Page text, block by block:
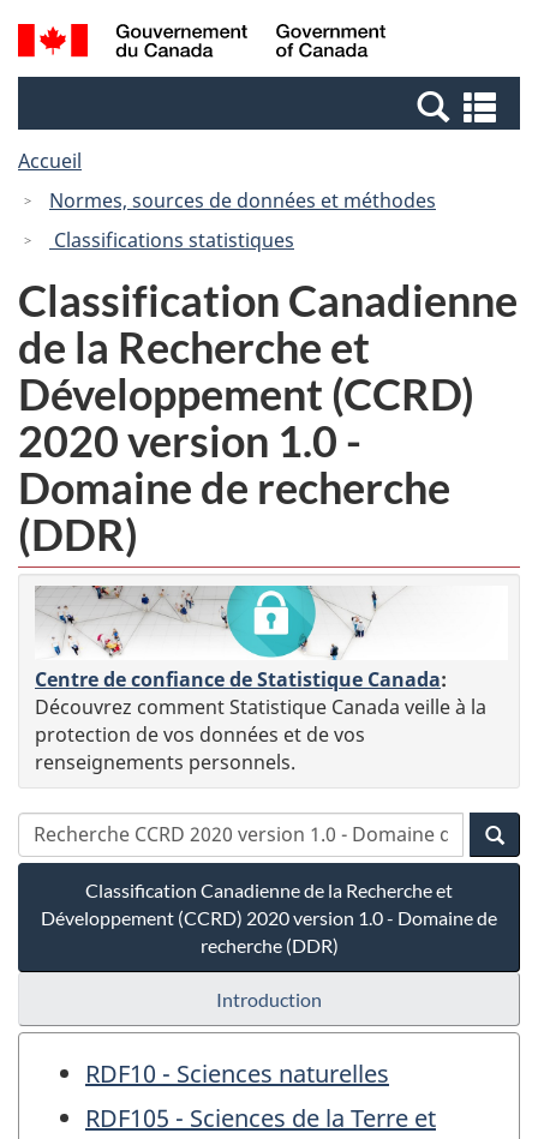
Passer
au
Passer
à
Canada
Recherche
et
et
Accueil
Normes, sources de données et méthodes
Classifications statistiques
Classification Canadienne
de la Recherche et
Développement (CCRD)
2020 version 1.0 -
Domaine de recherche
(DDR)
Centre de confiance de Statistique Canada:
Découvrez comment Statistique Canada veille à la
protection de vos données et de vos
renseignements personnels.
Classification Canadienne de la Recherche et
Développement (CCRD) 2020 version 1.0 - Domaine de
recherche (DDR)
Introduction
RDF10 - Sciences naturelles
RDF105 - Sciences de la Terre et